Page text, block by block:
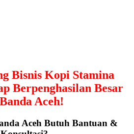
Bisnis Kopi Stamina
Berpenghasilan Besar
Aceh!
Aceh Butuh Bantuan &